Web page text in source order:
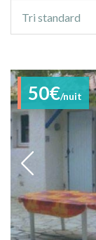
tri
Tri standard
50€/nuit